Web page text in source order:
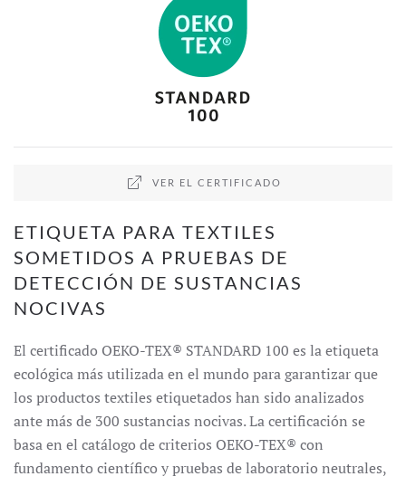
VER EL CERTIFICADO
ETIQUETA PARA TEXTILES
SOMETIDOS A PRUEBAS DE
DETECCIÓN DE SUSTANCIAS
NOCIVAS
El certificado OEKO-TEX® STANDARD 100 es la etiqueta
ecológica más utilizada en el mundo para garantizar que
los productos textiles etiquetados han sido analizados
ante más de 300 sustancias nocivas. La certificación se
basa en el catálogo de criterios OEKO-TEX® con
fundamento científico y pruebas de laboratorio neutrales,